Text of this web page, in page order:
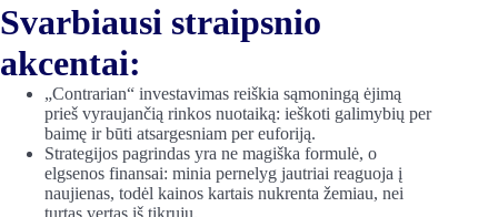
Svarbiausi straipsnio
akcentai:
„Contrarian“ investavimas reiškia sąmoningą ėjimą
prieš vyraujančią rinkos nuotaiką: ieškoti galimybių per
baimę ir būti atsargesniam per euforiją.
Strategijos pagrindas yra ne magiška formulė, o
elgsenos finansai: minia pernelyg jautriai reaguoja į
naujienas, todėl kainos kartais nukrenta žemiau, nei
turtas vertas iš tikrųjų.